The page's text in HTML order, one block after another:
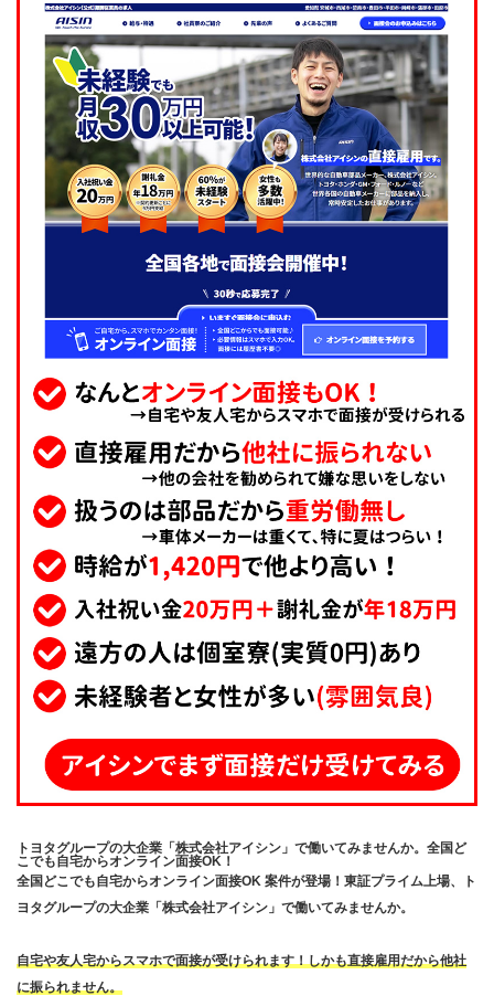
トヨタグループの大企業「株式会社アイシン」で働いてみませんか。全国ど
こでも自宅からオンライン面接OK！
全国どこでも自宅からオンライン面接OK 案件が登場！東証プライム上場、ト
ヨタグループの大企業「株式会社アイシン」で働いてみませんか。
自宅や友人宅からスマホで面接が受けられます！しかも直接雇用だから他社
に振られません。